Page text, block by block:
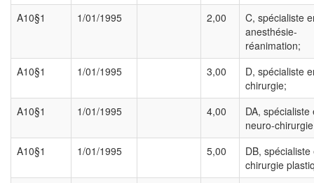
A10§1
1/01/1995 2,00
C, spécialiste
anesthésie-
réanimation;
A10§1
1/01/1995 3,00
D, spécialiste
chirurgie;
A10§1
1/01/1995 4,00
DA, spécialiste
neuro-
A10§1
1/01/1995 5,00
DB, spécialiste
chirurgie